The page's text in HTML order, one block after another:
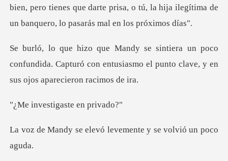
bien, pero tienes que darte prisa, o t
oco
confundida. Capturó con entusiasmo el punto
tigaste en
levó levemente y se